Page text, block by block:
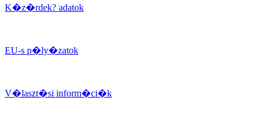
K�z�rdek? adatok
EU-s p�ly�zatok
V�laszt�si inform�ci�k